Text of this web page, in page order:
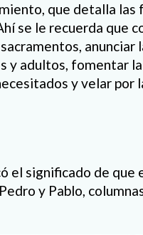
que detalla las
se le recuerda que
anunciar
y adultos, fomentar
y velar por
el significado de que
y Pablo,